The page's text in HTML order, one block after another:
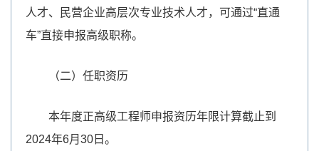
人才、民营企业高层次专业技术人才，可通过“直通
车”直接申报高级职称。
（二）任职资历
本年度正高级工程师申报资历年限计算截止到
2024年6月30日。